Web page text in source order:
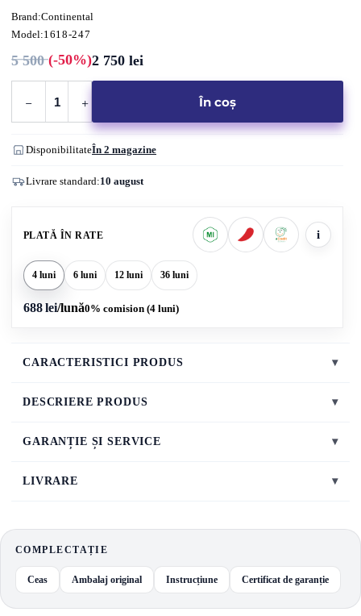
Brand:Continental
Model:1618-247
5 500(-50%)Prețul
fost:
500 lei.
2 750 lei
Prețul
este:
2
CONTINENTAL
1618-
247
În coș
DisponibilitateÎn 2 magazine
Livrare standard:10 august
PLATĂ ÎN RATE i
4 luni 6 luni 12 luni 36 luni
688 lei/lună0% comision (4 luni)
CARACTERISTICI PRODUS ▾
DESCRIERE PRODUS ▾
GARANȚIE ȘI SERVICE ▾
LIVRARE ▾
COMPLECTAȚIE
Ceas Ambalaj original Instrucțiune Certificat de garanție